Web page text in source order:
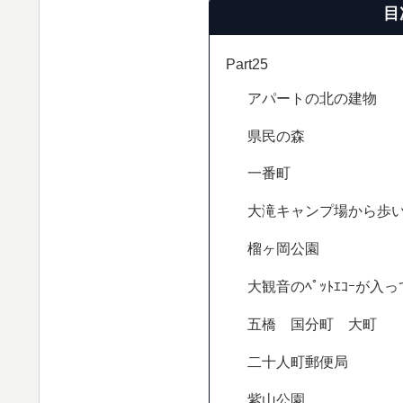
Part25
アパートの北の建物
県民の森
一番町
大滝キャンプ場から歩
榴ヶ岡公園
大観音のﾍﾟｯﾄｴｺｰが入
五橋 国分町 大町
二十人町郵便局
紫山公園